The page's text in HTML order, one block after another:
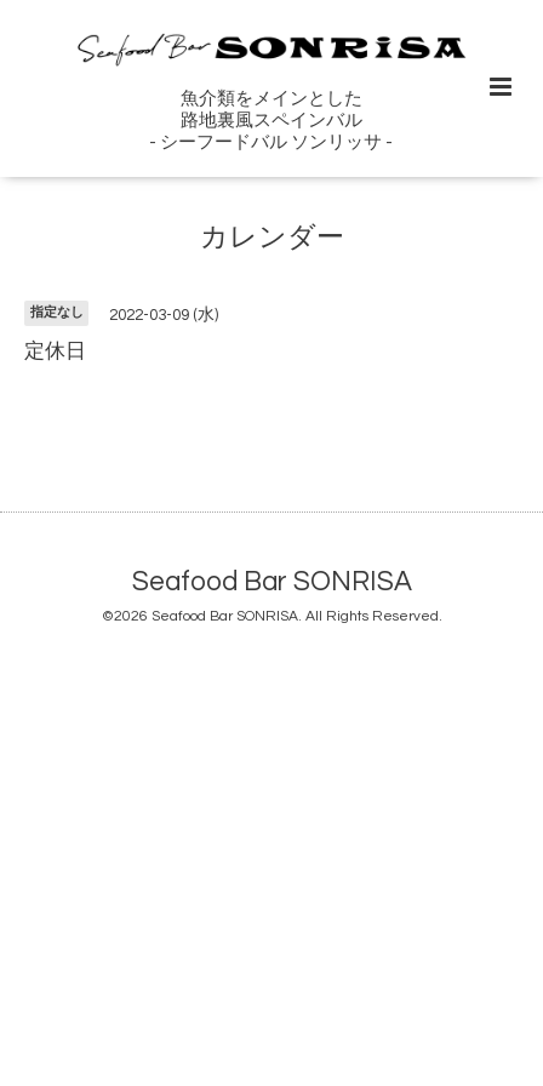
魚介類をメインとした
路地裏風スペインバル
- シーフードバル ソンリッサ -
カレンダー
指定なし 2022-03-09 (水)
定休日
Seafood Bar SONRISA
©2026 Seafood Bar SONRISA. All Rights Reserved.